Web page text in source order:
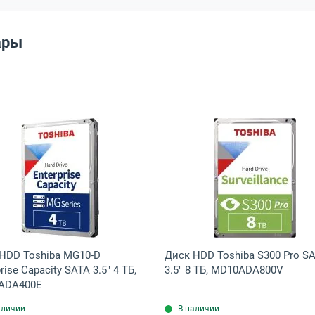
Ironwolf SATA 3.5" 8 ТБ, ST8000VN002
Открыть товар: Диск HDD Toshiba MG10-D Enterprise
Toshiba MG10-D
Capacity SATA 3.5" 4 ТБ,
Открыть
Диск HDD Toshiba S300 Pro
3.5" 8 ТБ, MD10ADA800V
В наличии